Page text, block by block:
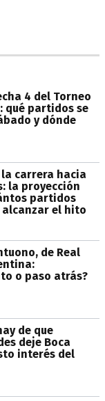
4 del Torneo
qué partidos se
y dónde
la carrera hacia
la proyección
partidos
el hito
de Real
o paso atrás?
de que
deje Boca
interés del